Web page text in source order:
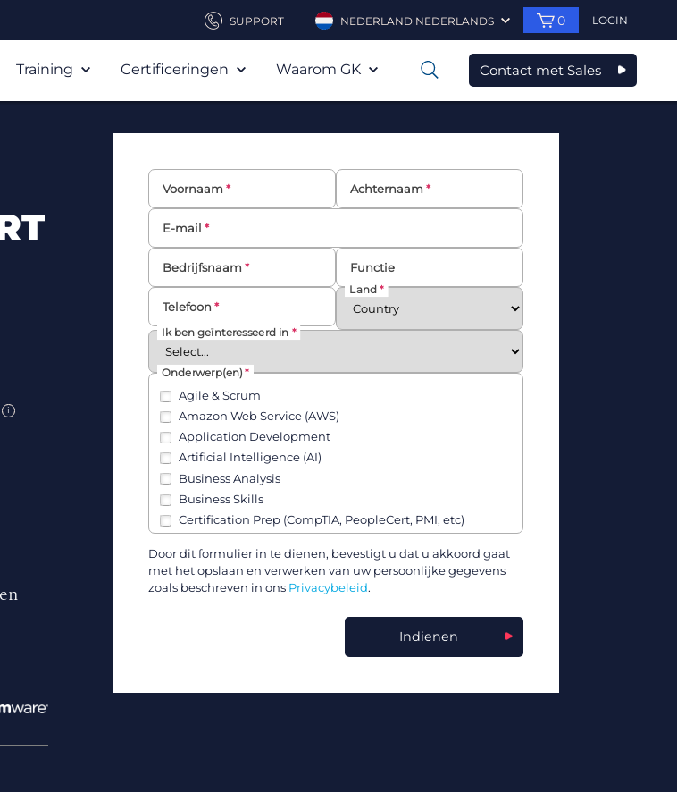
SUPPORT NEDERLAND NEDERLANDS 0 LOGIN
Training Certificeringen Waarom GK 0 Contact met Sales
i
Voornaam Achternaam
E-mail
Bedrijfsnaam Functie
Telefoon
Land
Ik ben geïnteresseerd in
Onderwerp(en)
Agile & Scrum
Amazon Web Service (AWS)
Application Development
Artificial Intelligence (AI)
Business Analysis
Business Skills
Certification Prep (CompTIA, PeopleCert, PMI, etc)
Cisco
Cloud, Infrastructure, & Software Vendors
Containers (Kubernetes, Docker, etc)
IBM
Door dit formulier in te dienen, bevestigt u dat u akkoord gaat
met het opslaan en verwerken van uw persoonlijke gegevens
zoals beschreven in ons Privacybeleid.
Indienen